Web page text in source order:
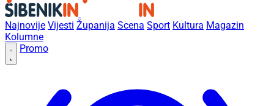
Najnovije Vijesti Županija Scena Sport Kultura Magazin
Kolumne
Promo